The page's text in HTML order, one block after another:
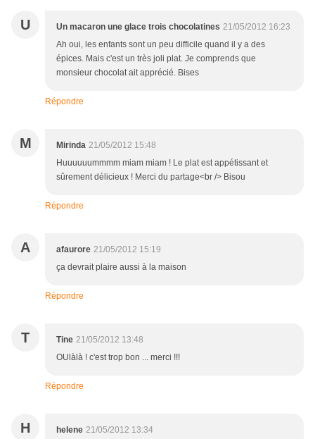
U Un macaron une glace trois chocolatines 21/05/2012 16:23
Ah oui, les enfants sont un peu difficile quand il y a des
épices. Mais c'est un très joli plat. Je comprends que
monsieur chocolat ait apprécié. Bises
Répondre
M Mirinda 21/05/2012 15:48
Huuuuuummmm miam miam ! Le plat est appétissant et
sûrement délicieux ! Merci du partage<br /> Bisou
Répondre
A afaurore 21/05/2012 15:19
ça devrait plaire aussi à la maison
Répondre
T Tine 21/05/2012 13:48
OUlàlà ! c'est trop bon ... merci !!!
Répondre
H helene 21/05/2012 13:34